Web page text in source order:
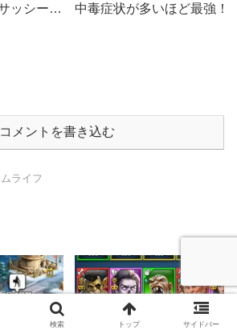
ッシー
中毒症状が多いほど最強！
コメントを書き込む
ライフ
検索 トップ サイドバー